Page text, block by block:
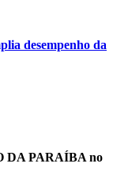
desempenho da
DA PARAÍBA no